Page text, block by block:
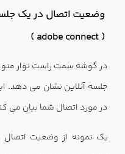
وضعیت اتصال در یک
( adobe connect )
در گوشه سمت راست نوار
جلسه آنلاین نشان می دهد.
در مورد اتصال شما بیان می
یک نمونه از وضعیت اتصال